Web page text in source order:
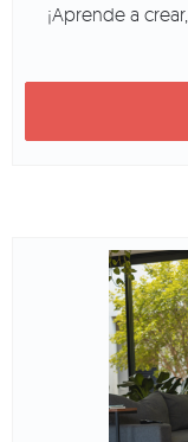
¡Aprende a